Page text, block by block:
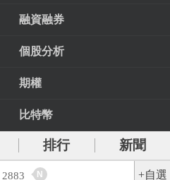
融資融券
個股分析
期權
比特幣
排行
新聞
2883 N +自選